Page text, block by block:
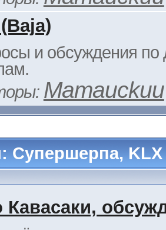
и обсуждения
Mamauckuu
Супершерпа,
Кавасаки,